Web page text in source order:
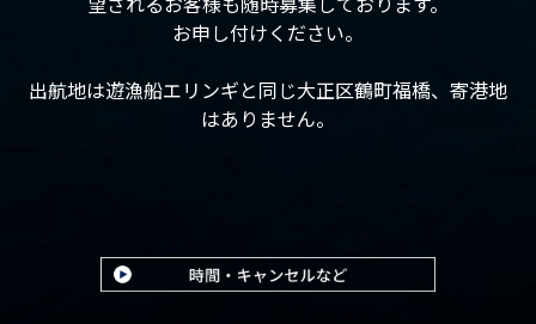
お申し付けください。
出航地は遊漁船エリンギと同じ大正区鶴町福橋、寄港地
はありません。